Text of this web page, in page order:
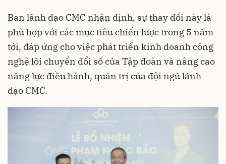
Ban lãnh đạo CMC nhận định, sự thay đổi này là
phù hợp với các mục tiêu chiến lược trong 5 năm
tới, đáp ứng cho việc phát triển kinh doanh công
nghệ lõi chuyển đổi số của Tập đoàn và nâng cao
năng lực điều hành, quản trị của đội ngũ lãnh
đạo CMC.